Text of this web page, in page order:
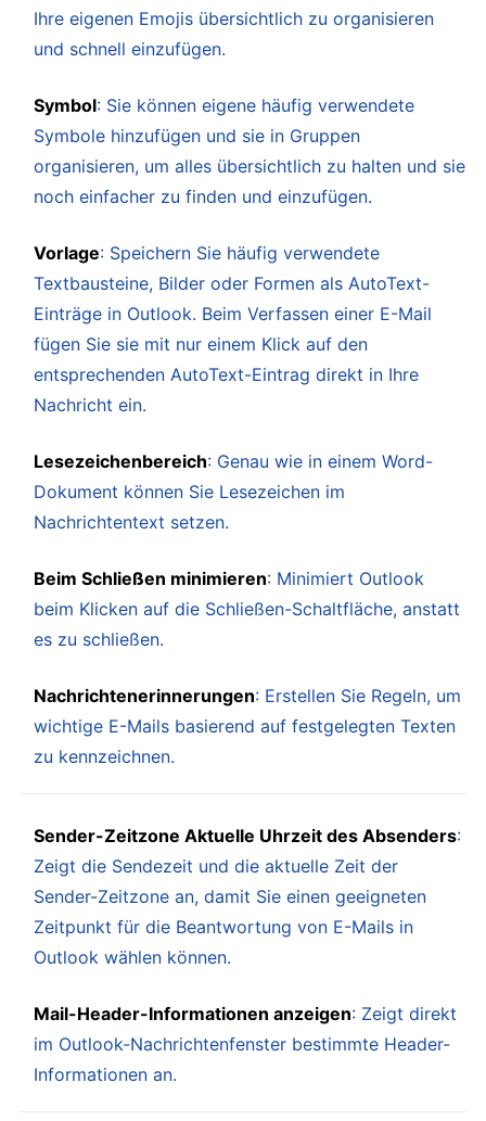
Ihre eigenen Emojis übersichtlich zu organisieren
und schnell einzufügen.
Symbol: Sie können eigene häufig verwendete
Symbole hinzufügen und sie in Gruppen
organisieren, um alles übersichtlich zu halten und sie
noch einfacher zu finden und einzufügen.
Vorlage: Speichern Sie häufig verwendete
Textbausteine, Bilder oder Formen als AutoText-
Einträge in Outlook. Beim Verfassen einer E-Mail
fügen Sie sie mit nur einem Klick auf den
entsprechenden AutoText-Eintrag direkt in Ihre
Nachricht ein.
Lesezeichenbereich: Genau wie in einem Word-
Dokument können Sie Lesezeichen im
Nachrichtentext setzen.
Beim Schließen minimieren: Minimiert Outlook
beim Klicken auf die Schließen-Schaltfläche, anstatt
es zu schließen.
Nachrichtenerinnerungen: Erstellen Sie Regeln, um
wichtige E-Mails basierend auf festgelegten Texten
zu kennzeichnen.
Sender-Zeitzone Aktuelle Uhrzeit des Absenders:
Zeigt die Sendezeit und die aktuelle Zeit der
Sender-Zeitzone an, damit Sie einen geeigneten
Zeitpunkt für die Beantwortung von E-Mails in
Outlook wählen können.
Mail-Header-Informationen anzeigen: Zeigt direkt
im Outlook-Nachrichtenfenster bestimmte Header-
Informationen an.